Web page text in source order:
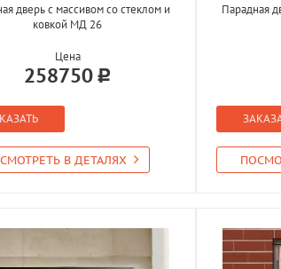
дверь с массивом со стеклом и
ковкой МД 26
Цена
258750
В ДЕТАЛЯХ
Парадная